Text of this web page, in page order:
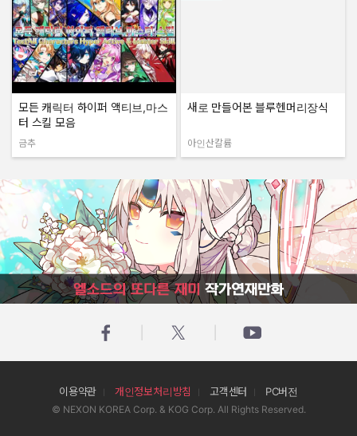
모든 캐릭터 하이퍼 액티브,마스
터 스킬 모음
작성자:
금추
새로 만들어본 블루헨머리장식
작성자:
아인산칼륨
엘소드의 또다른 재미 작가연재만화
이용약관 개인정보처리방침 고객센터 PC버전
© NEXON KOREA Corp. & KOG Corp. All Rights Reserved.